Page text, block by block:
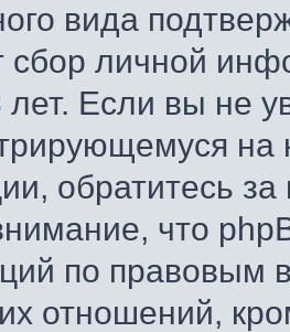
вида
личной
Если вы не
обратитесь
что
по правовым
отношений,